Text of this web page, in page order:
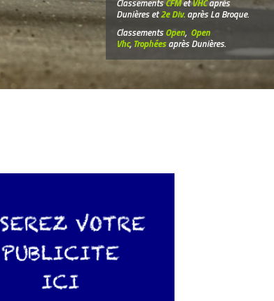
ClassementsCFMetVHCaprès
Dunières et2e Div. après La Broque.
ClassementsOpen, Open
Vhc, Trophéesaprès Dunières.